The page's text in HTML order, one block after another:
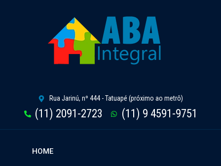
Rua Jarinú, nº 444 - Tatuapé (próximo ao metrô)
(11) 2091-2723 (11) 9 4591-9751
HOME